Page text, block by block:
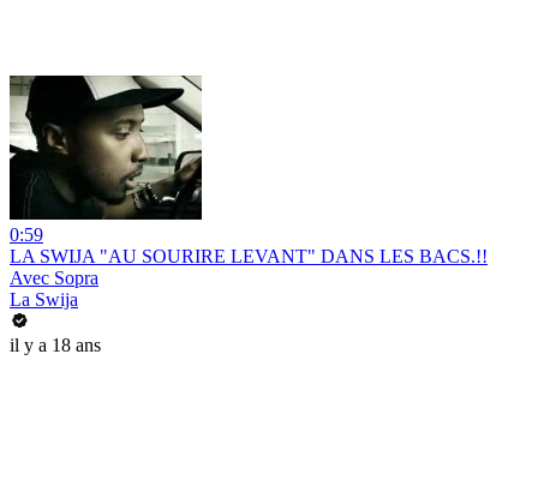
0:59
LA SWIJA "AU SOURIRE LEVANT" DANS LES BACS.!!
Avec Sopra
La Swija
il y a 18 ans